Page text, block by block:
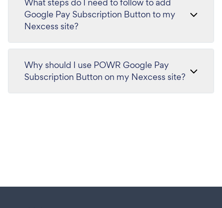
Google Pay Subscription Button to my
Nexcess site?
Why should I use POWR Google Pay
Subscription Button on my Nexcess site?